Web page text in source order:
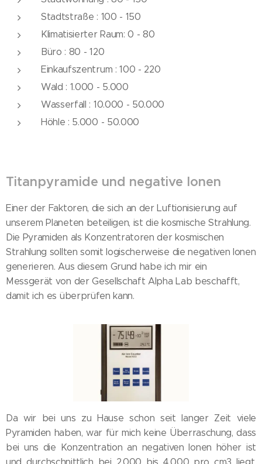
Stadtstraße : 100 - 150
Klimatisierter Raum: 0 - 80
Büro : 80 - 120
Einkaufszentrum : 100 - 220
Wald : 1.000 - 5.000
Wasserfall : 10.000 - 50.000
Höhle : 5.000 - 50.000
Titanpyramide und negative Ionen
Einer der Faktoren, die sich an der Luftionisierung auf
unserem Planeten beteiligen, ist die kosmische Strahlung.
Die Pyramiden als Konzentratoren der kosmischen
Strahlung sollten somit logischerweise die negativen Ionen
generieren. Aus diesem Grund habe ich mir ein
Messgerät von der Gesellschaft Alpha Lab beschafft,
damit ich es überprüfen kann.
Da wir bei uns zu Hause schon seit langer Zeit viele
Pyramiden haben, war für mich keine Überraschung, dass
bei uns die Konzentration an negativen Ionen höher ist